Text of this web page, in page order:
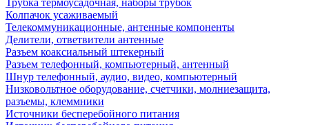
Трубка термоусадочная, наборы трубок
Колпачок усаживаемый
Телекоммуникационные, антенные компоненты
Делители, ответвители антенные
Разъем коаксиальный штекерный
Разъем телефонный, компьютерный, антенный
Шнур телефонный, аудио, видео, компьютерный
Низковольтное оборудование, счетчики, молниезащита,
разъемы, клеммники
Источники бесперебойного питания